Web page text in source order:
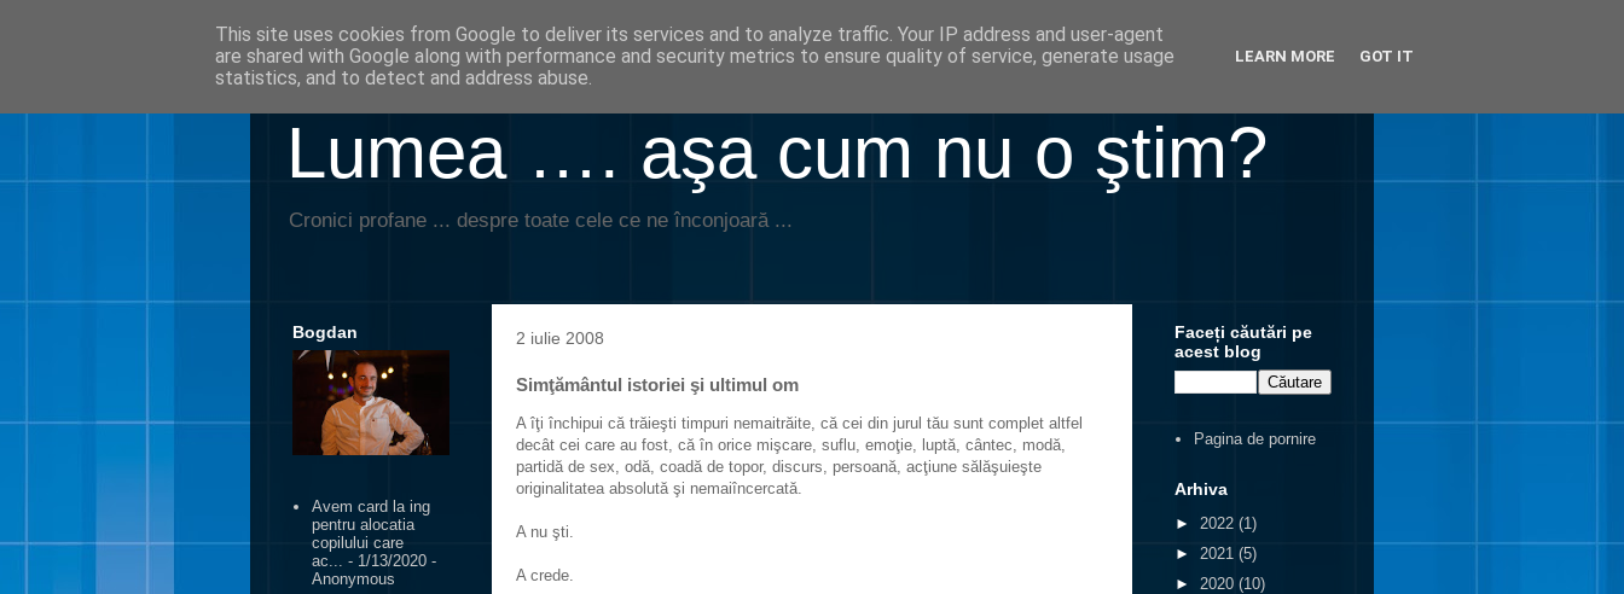
Lumea …. aşa cum nu o ştim?
Cronici profane ... despre toate cele ce ne înconjoară ...
2 iulie 2008
Simţământul istoriei şi ultimul om
A îţi închipui că trăieşti timpuri nemaitrăite, că cei din jurul tău sunt complet altfel
decât cei care au fost, că în orice mişcare, suflu, emoţie, luptă, cântec, modă,
partidă de sex, odă, coadă de topor, discurs, persoană, acţiune sălăşuieşte
originalitatea absolută şi nemaiîncercată.
A nu şti.
A crede.
Bogdan
Avem card la ing
pentru alocatia
copilului care
ac... - 1/13/2020 -
Anonymous
Faceți căutări pe
acest blog
Pagina de pornire
Arhiva
► 2022 (1)
► 2021 (5)
► 2020 (10)
This site uses cookies from Google to deliver its services and to analyze traffic. Your IP address and user-agent
are shared with Google along with performance and security metrics to ensure quality of service, generate usage
statistics, and to detect and address abuse.
LEARN MORE GOT IT